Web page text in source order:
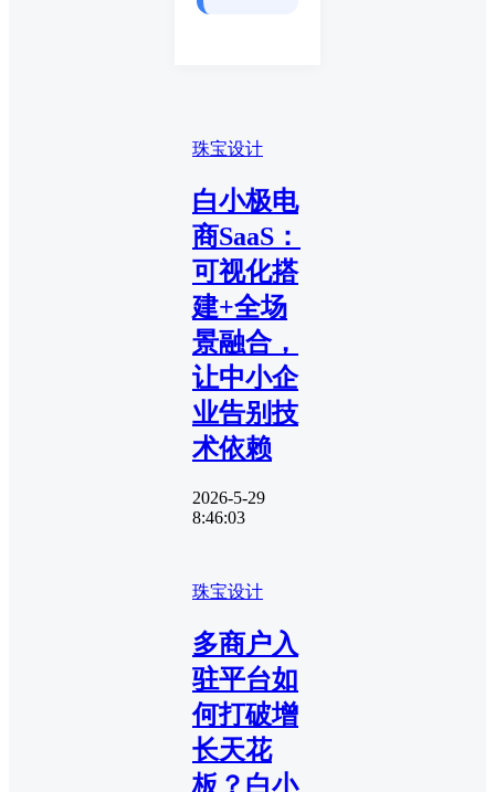
珠宝设计
白小极电
商SaaS：
可视化搭
建+全场
景融合，
让中小企
业告别技
术依赖
2026-5-29
8:46:03
珠宝设计
多商户入
驻平台如
何打破增
长天花
板？白小